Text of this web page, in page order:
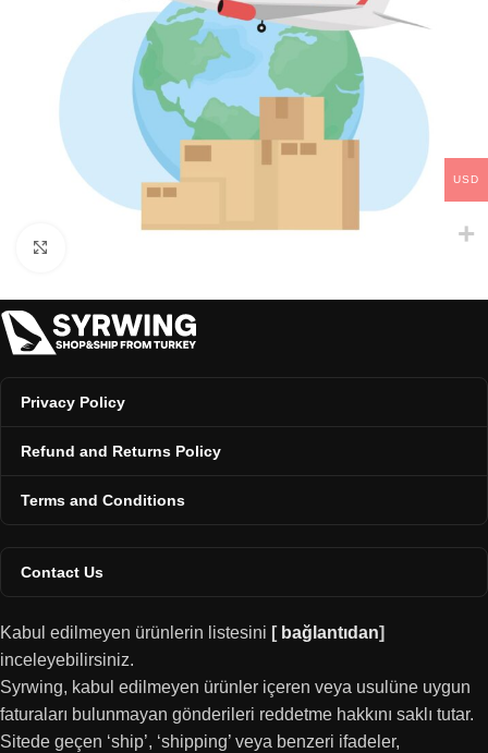
Privacy Policy
Refund and Returns Policy
Terms and Conditions
Contact Us
Kabul edilmeyen ürünlerin listesini [ bağlantıdan]
inceleyebilirsiniz.
Syrwing, kabul edilmeyen ürünler içeren veya usulüne uygun
faturaları bulunmayan gönderileri reddetme hakkını saklı tutar.
Sitede geçen ‘ship’, ‘shipping’ veya benzeri ifadeler,
USD